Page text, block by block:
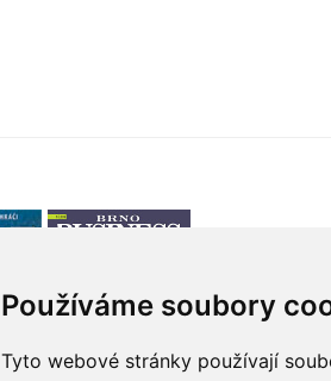
Používáme soubory
Tyto webové stránky používají